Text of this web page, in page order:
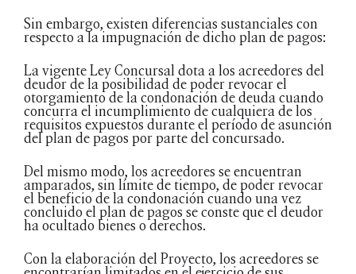
Sin embargo, existen diferencias sustanciales con
respecto a la impugnación de dicho plan de pagos:
La vigente Ley Concursal dota a los acreedores del
deudor de la posibilidad de poder revocar el
otorgamiento de la condonación de deuda cuando
concurra el incumplimiento de cualquiera de los
requisitos expuestos durante el período de asunción
del plan de pagos por parte del concursado.
Del mismo modo, los acreedores se encuentran
amparados, sin límite de tiempo, de poder revocar
el beneficio de la condonación cuando una vez
concluido el plan de pagos se conste que el deudor
ha ocultado bienes o derechos.
Con la elaboración del Proyecto, los acreedores se